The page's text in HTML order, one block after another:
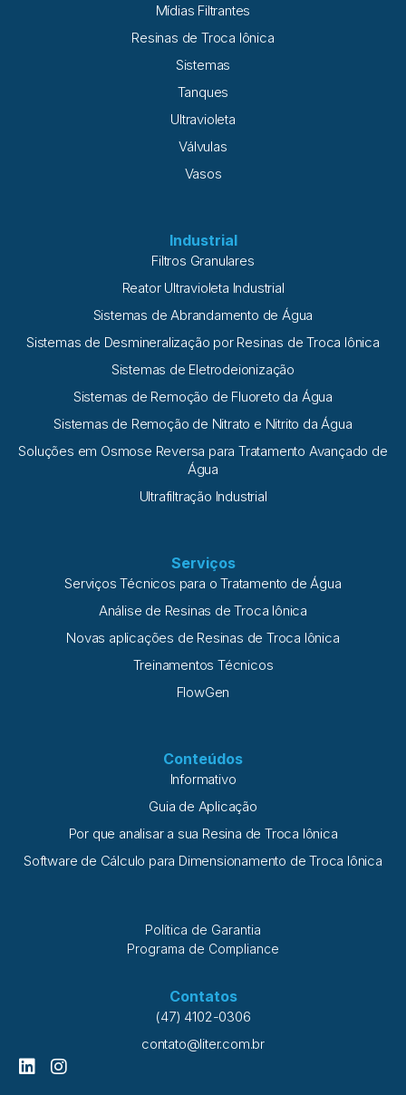
Mídias Filtrantes
Resinas de Troca Iônica
Sistemas
Tanques
Ultravioleta
Válvulas
Vasos
Industrial
Filtros Granulares
Reator Ultravioleta Industrial
Sistemas de Abrandamento de Água
Sistemas de Desmineralização por Resinas de Troca Iônica
Sistemas de Eletrodeionização
Sistemas de Remoção de Fluoreto da Água
Sistemas de Remoção de Nitrato e Nitrito da Água
Soluções em Osmose Reversa para Tratamento Avançado de
Água
Ultrafiltração Industrial
Serviços
Serviços Técnicos para o Tratamento de Água
Análise de Resinas de Troca Iônica
Novas aplicações de Resinas de Troca Iônica
Treinamentos Técnicos
FlowGen
Conteúdos
Informativo
Guia de Aplicação
Por que analisar a sua Resina de Troca Iônica
Software de Cálculo para Dimensionamento de Troca Iônica
Política de Garantia
Programa de Compliance
Contatos
(47) 4102-0306
contato@liter.com.br